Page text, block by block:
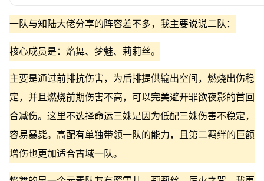
一队与知陆大佬分享的阵容差不多，我主要说说二队：
核心成员是：焰舞、梦魅、莉莉丝。
主要是通过前排抗伤害，为后排提供输出空间，燃烧出伤稳
定，并且燃烧前期伤害不高，可以完美避开罪欲夜影的首回
合减伤。这里不选择命运三姝是因为低配三姝伤害不稳定，
容易暴毙。高配有单独带领一队的能力，且第二羁绊的巨额
增伤也更加适合古域一队。